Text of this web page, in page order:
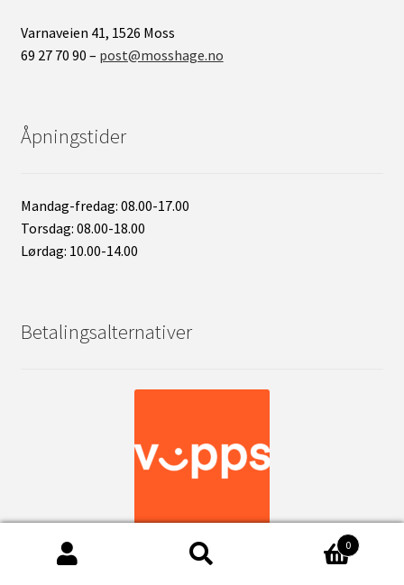
Varnaveien 41, 1526 Moss
69 27 70 90 – post@mosshage.no
Åpningstider
Mandag-fredag: 08.00-17.00
Torsdag: 08.00-18.00
Lørdag: 10.00-14.00
Betalingsalternativer
0